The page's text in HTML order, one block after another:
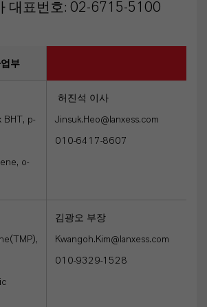
대표번호: 02-6715-5100
부
BHT, p-
o-
허진석 이사
Jinsuk.Heo@lanxess.com
010-6417-8607
김광오 부장
Kwangoh.Kim@lanxess.com
010-9329-1528